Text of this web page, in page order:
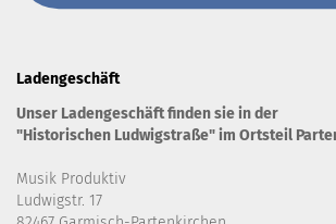
Ladengeschäft
Unser Ladengeschäft finden sie in der
"Historischen Ludwigstraße" im Ortsteil
Musik Produktiv
Ludwigstr. 17